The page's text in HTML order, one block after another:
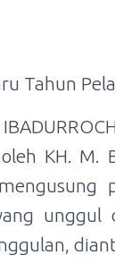
Tahun
KH. M.
unggul